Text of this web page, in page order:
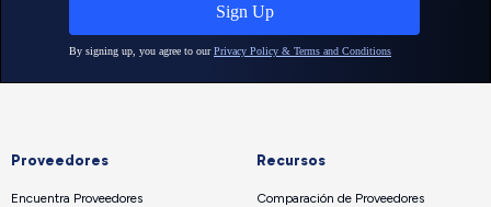
Proveedores
Encuentra Proveedores
Recursos
Comparación de Proveedores